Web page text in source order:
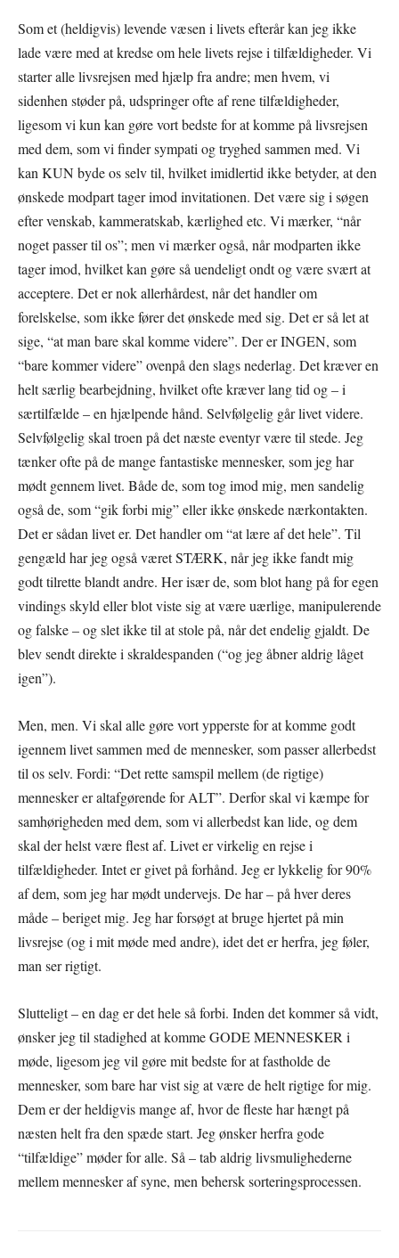
Som et (heldigvis) levende væsen i livets efterår kan jeg ikke
lade være med at kredse om hele livets rejse i tilfældigheder. Vi
starter alle livsrejsen med hjælp fra andre; men hvem, vi
sidenhen støder på, udspringer ofte af rene tilfældigheder,
ligesom vi kun kan gøre vort bedste for at komme på livsrejsen
med dem, som vi finder sympati og tryghed sammen med. Vi
kan KUN byde os selv til, hvilket imidlertid ikke betyder, at den
ønskede modpart tager imod invitationen. Det være sig i søgen
efter venskab, kammeratskab, kærlighed etc. Vi mærker, “når
noget passer til os”; men vi mærker også, når modparten ikke
tager imod, hvilket kan gøre så uendeligt ondt og være svært at
acceptere. Det er nok allerhårdest, når det handler om
forelskelse, som ikke fører det ønskede med sig. Det er så let at
sige, “at man bare skal komme videre”. Der er INGEN, som
“bare kommer videre” ovenpå den slags nederlag. Det kræver en
helt særlig bearbejdning, hvilket ofte kræver lang tid og – i
særtilfælde – en hjælpende hånd. Selvfølgelig går livet videre.
Selvfølgelig skal troen på det næste eventyr være til stede. Jeg
tænker ofte på de mange fantastiske mennesker, som jeg har
mødt gennem livet. Både de, som tog imod mig, men sandelig
også de, som “gik forbi mig” eller ikke ønskede nærkontakten.
Det er sådan livet er. Det handler om “at lære af det hele”. Til
gengæld har jeg også været STÆRK, når jeg ikke fandt mig
godt tilrette blandt andre. Her især de, som blot hang på for egen
vindings skyld eller blot viste sig at være uærlige, manipulerende
og falske – og slet ikke til at stole på, når det endelig gjaldt. De
blev sendt direkte i skraldespanden (“og jeg åbner aldrig låget
igen”).
Men, men. Vi skal alle gøre vort ypperste for at komme godt
igennem livet sammen med de mennesker, som passer allerbedst
til os selv. Fordi: “Det rette samspil mellem (de rigtige)
mennesker er altafgørende for ALT”. Derfor skal vi kæmpe for
samhørigheden med dem, som vi allerbedst kan lide, og dem
skal der helst være flest af. Livet er virkelig en rejse i
tilfældigheder. Intet er givet på forhånd. Jeg er lykkelig for 90%
af dem, som jeg har mødt undervejs. De har – på hver deres
måde – beriget mig. Jeg har forsøgt at bruge hjertet på min
livsrejse (og i mit møde med andre), idet det er herfra, jeg føler,
man ser rigtigt.
Slutteligt – en dag er det hele så forbi. Inden det kommer så vidt,
ønsker jeg til stadighed at komme GODE MENNESKER i
møde, ligesom jeg vil gøre mit bedste for at fastholde de
mennesker, som bare har vist sig at være de helt rigtige for mig.
Dem er der heldigvis mange af, hvor de fleste har hængt på
næsten helt fra den spæde start. Jeg ønsker herfra gode
“tilfældige” møder for alle. Så – tab aldrig livsmulighederne
mellem mennesker af syne, men behersk sorteringsprocessen.